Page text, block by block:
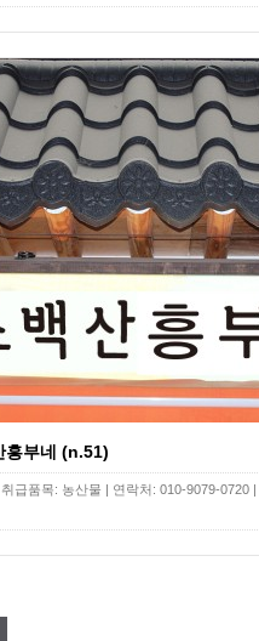
흥부네 (n.51)
급품목: 농산물 | 연락처: 010-9079-0720